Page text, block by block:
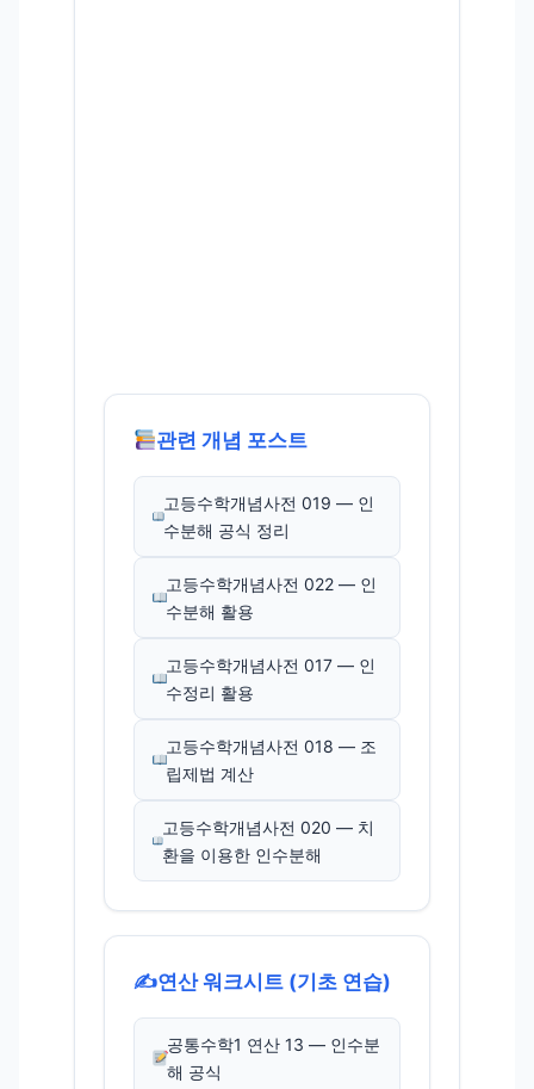
관련 개념 포스트
고등수학개념사전 019 — 인
수분해 공식 정리
고등수학개념사전 022 — 인
수분해 활용
고등수학개념사전 017 — 인
수정리 활용
고등수학개념사전 018 — 조
립제법 계산
고등수학개념사전 020 — 치
환을 이용한 인수분해
✍️연산 워크시트 (기초 연습)
공통수학1 연산 13 — 인수분
해 공식